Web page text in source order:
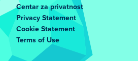
Centar za privatnost
Privacy Statement
Cookie Statement
Terms of Use